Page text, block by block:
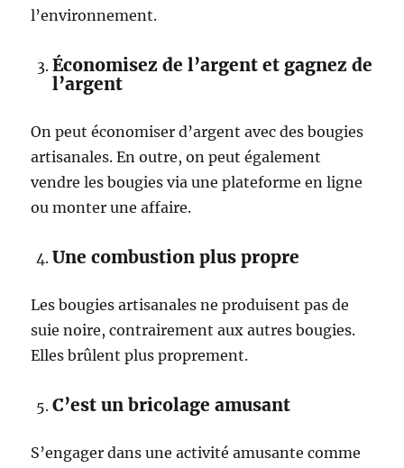
l’environnement.
Économisez de l’argent et gagnez de
l’argent
On peut économiser d’argent avec des bougies
artisanales. En outre, on peut également
vendre les bougies via une plateforme en ligne
ou monter une affaire.
Une combustion plus propre
Les bougies artisanales ne produisent pas de
suie noire, contrairement aux autres bougies.
Elles brûlent plus proprement.
C’est un bricolage amusant
S’engager dans une activité amusante comme